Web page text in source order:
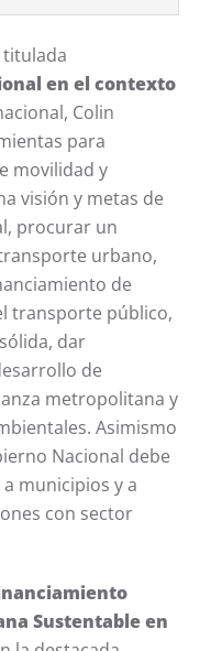
titulada
en el contexto
Colin
para
movilidad y
visión y metas de
procurar un
urbano,
de
transporte público,
dar
de
metropolitana y
Asimismo
Nacional debe
municipios y a
con sector
Sustentable en